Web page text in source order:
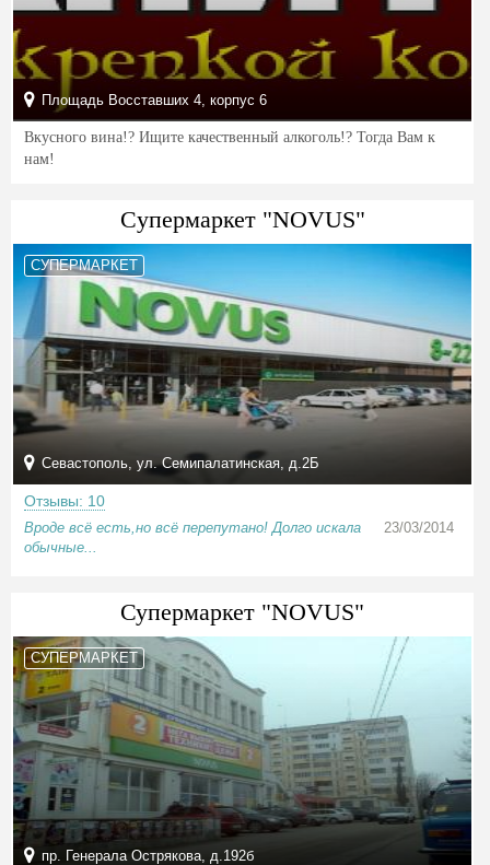
Площадь Восставших 4, корпус 6
Вкусного вина!? Ищите качественный алкоголь!? Тогда Вам к
нам!
Cупермаркет "NOVUS"
СУПЕРМАРКЕТ
Севастополь, ул. Семипалатинская, д.2Б
Отзывы: 10
Вроде всё есть,но всё перепутано! Долго искала
обычные...
23/03/2014
Супермаркет "NOVUS"
СУПЕРМАРКЕТ
пр. Генерала Острякова, д.192б